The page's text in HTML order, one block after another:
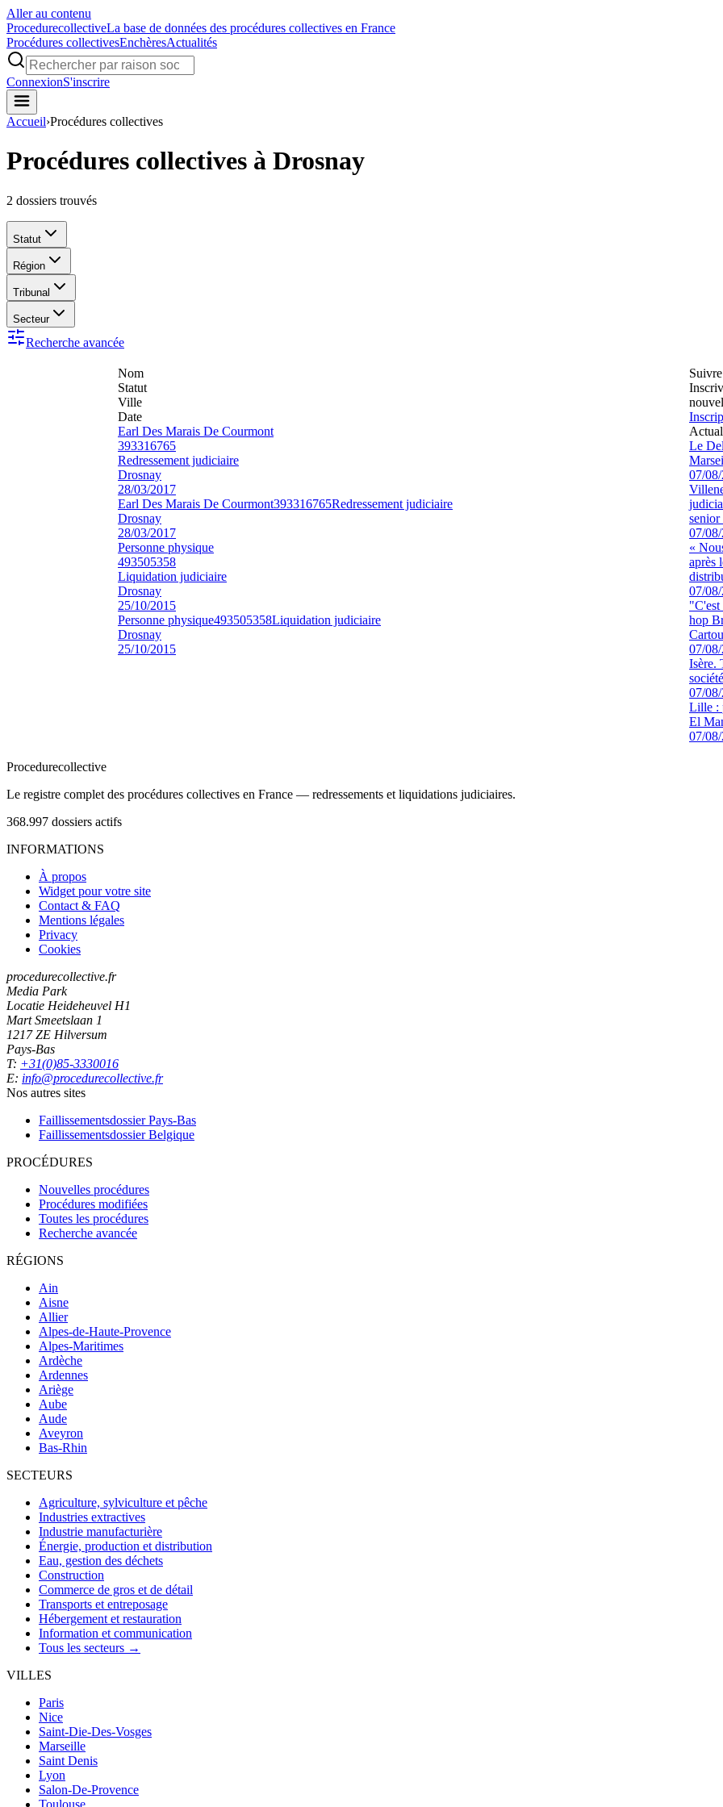
Aller au contenu
ProcedurecollectiveLa base de données des procédures collectives en France
Procédures collectivesEnchèresActualités
ConnexionS'inscrire
Accueil›Procédures collectives
Procédures collectives à Drosnay
2 dossiers trouvés
Statut
Région
Tribunal
Secteur
Recherche avancée
Nom
Statut
Ville
Date
Earl Des Marais De Courmont
393316765
Redressement judiciaire
Drosnay
28/03/2017
Earl Des Marais De Courmont393316765Redressement judiciaire
Drosnay
28/03/2017
Personne physique
493505358
Liquidation judiciaire
Drosnay
25/10/2015
Personne physique493505358Liquidation judiciaire
Drosnay
25/10/2015
Le
07/
07/
«
après
07/
"C'est
hop
07/
Isère.
07/
Lille :
El
07/
Procedurecollective
Le registre complet des procédures collectives en France — redressements et liquidations judiciaires.
368.997 dossiers actifs
INFORMATIONS
À propos
Widget pour votre site
Contact & FAQ
Mentions légales
Privacy
Cookies
procedurecollective.fr
Media Park
Locatie Heideheuvel H1
Mart Smeetslaan 1
1217 ZE Hilversum
Pays-Bas
T: +31(0)85-3330016
E: info@procedurecollective.fr
Nos autres sites
Faillissementsdossier Pays-Bas
Faillissementsdossier Belgique
PROCÉDURES
Nouvelles procédures
Procédures modifiées
Toutes les procédures
Recherche avancée
RÉGIONS
Ain
Aisne
Allier
Alpes-de-Haute-Provence
Alpes-Maritimes
Ardèche
Ardennes
Ariège
Aube
Aude
Aveyron
Bas-Rhin
SECTEURS
Agriculture, sylviculture et pêche
Industries extractives
Industrie manufacturière
Énergie, production et distribution
Eau, gestion des déchets
Construction
Commerce de gros et de détail
Transports et entreposage
Hébergement et restauration
Information et communication
Tous les secteurs →
VILLES
Paris
Nice
Saint-Die-Des-Vosges
Marseille
Saint Denis
Lyon
Salon-De-Provence
Toulouse